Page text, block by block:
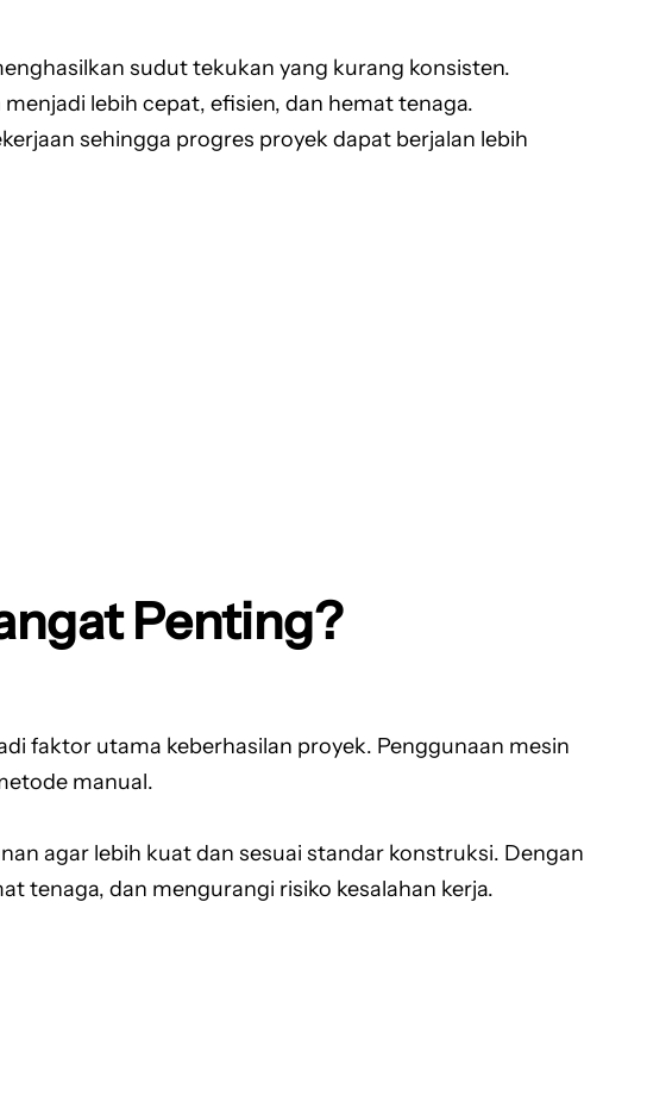
sudut tekukan yang kurang konsisten.
lebih cepat, efisien, dan hemat tenaga.
sehingga progres proyek dapat berjalan lebih
Penting?
faktor utama keberhasilan proyek. Penggunaan mesin
manual.
agar lebih kuat dan sesuai standar konstruksi. Dengan
tenaga, dan mengurangi risiko kesalahan kerja.